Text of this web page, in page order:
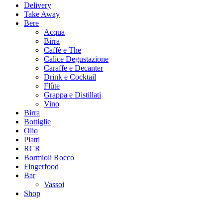
Delivery
Take Away
Bere
Acqua
Birra
Caffè e The
Calice Degustazione
Caraffe e Decanter
Drink e Cocktail
Flûte
Grappa e Distillati
Vino
Birra
Bottiglie
Olio
Piatti
RCR
Bormioli Rocco
Fingerfood
Bar
Vassoi
Shop